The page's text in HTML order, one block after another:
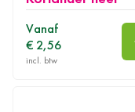
Vanaf
€ 2,56